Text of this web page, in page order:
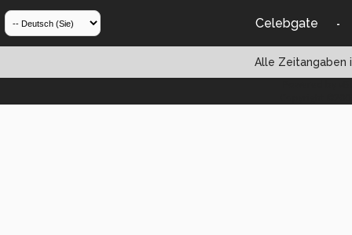
Celebgate -
Alle Zeitangaben